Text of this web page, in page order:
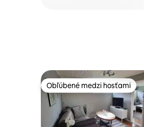
Obľúbené medzi hosťami
Obľúbené medzi hosťami